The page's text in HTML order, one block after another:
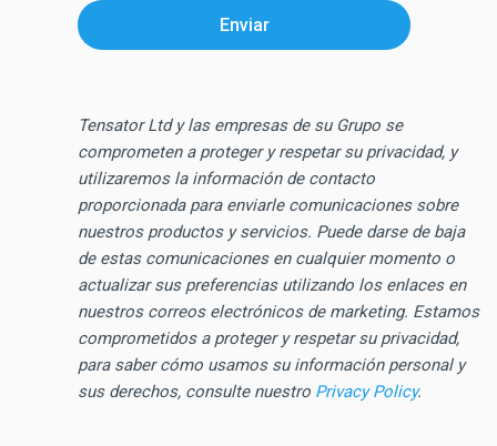
Tensator Ltd y las empresas de su Grupo se
comprometen a proteger y respetar su privacidad, y
utilizaremos la información de contacto
proporcionada para enviarle comunicaciones sobre
nuestros productos y servicios. Puede darse de baja
de estas comunicaciones en cualquier momento o
actualizar sus preferencias utilizando los enlaces en
nuestros correos electrónicos de marketing. Estamos
comprometidos a proteger y respetar su privacidad,
para saber cómo usamos su información personal y
sus derechos, consulte nuestro Privacy Policy.